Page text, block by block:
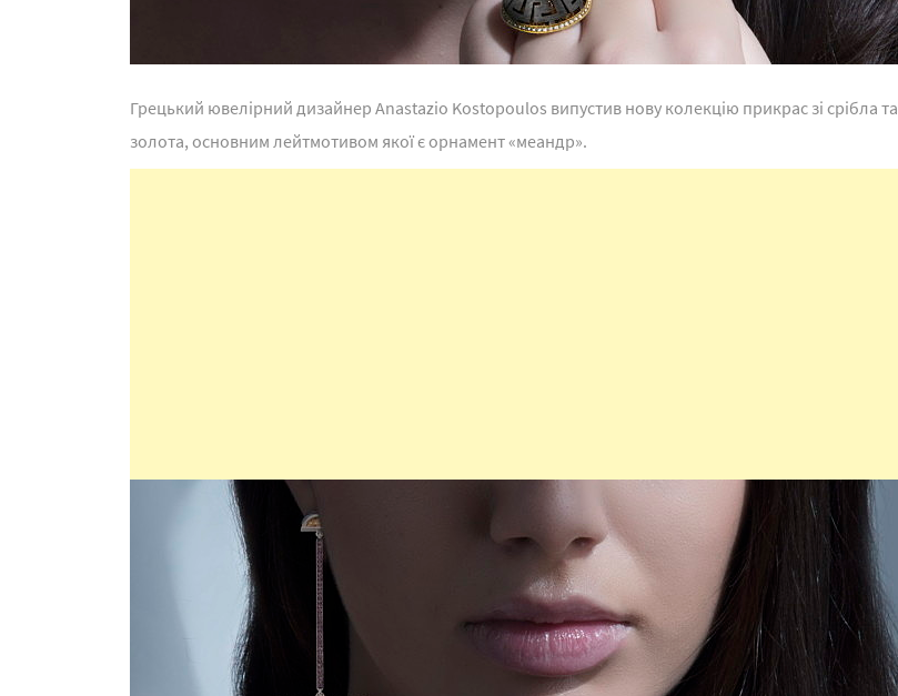
Грецький ювелірний дизайнер Anastazio Kostopoulos випустив нову колекцію прикрас зі срібла та
золота, основним лейтмотивом якої є орнамент «меандр».